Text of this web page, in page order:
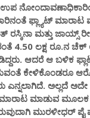
ಉಪ
ಫ್ಲ್ಯಾಟ್ ಮಾರಾಟ
ಮತ್ತು ಜಾಯ್ಸ್
4.50 ಲಕ್ಷ ರೂ.ನ ಚೆಕ್‌
ಆದರೆ ಆ ಬಳಿಕ
ಕೇಳಿಕೊಂಡರೂ
ಎನ್ನಲಾಗಿದೆ. ಅಲ್ಲದೆ ಅದೇ
ಮಾಡುವ
ಮುರಳೀಧರ್ ಪೈ